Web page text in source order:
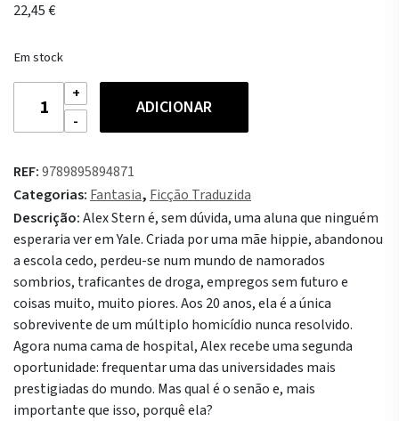
22,45€
Em stock
Quantidade
Nona
ADICIONAR
REF:9789895894871
Categorias: Fantasia, Ficção Traduzida
Descrição:Alex Stern é, sem dúvida, uma aluna que ninguém
esperaria ver em Yale. Criada por uma mãe hippie, abandonou
a escola cedo, perdeu-se num mundo de namorados
sombrios, traficantes de droga, empregos sem futuro e
coisas muito, muito piores. Aos 20 anos, ela é a única
sobrevivente de um múltiplo homicídio nunca resolvido.
Agora numa cama de hospital, Alex recebe uma segunda
oportunidade: frequentar uma das universidades mais
prestigiadas do mundo. Mas qual é o senão e, mais
importante que isso, porquê ela?